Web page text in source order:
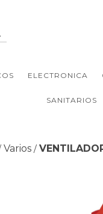
ELECTRONICA
SANITARIOS
Varios /